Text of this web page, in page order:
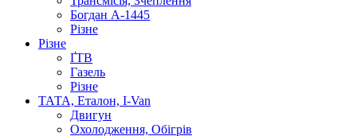
Богдан А-1445
Різне
Різне
ҐТВ
Газель
Різне
ТАТА, Еталон, I-Van
Двигун
Охолодження, Обігрів